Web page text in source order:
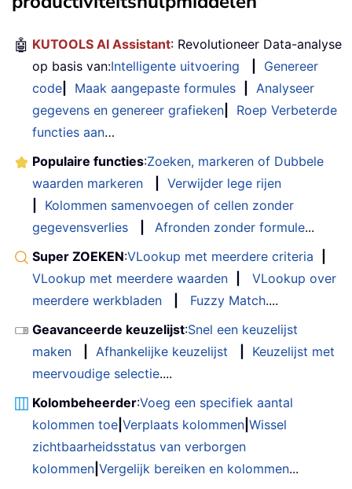
🤖 KUTOOLS AI Assistant: Revolutioneer Data-analyse
op basis van:Intelligente uitvoering
Genereer
code
Maak aangepaste formules
Analyseer
gegevens en genereer grafieken
Roep Verbeterde
functies aan…
Populaire functies:Zoeken, markeren of Dubbele
waarden markeren
Verwijder lege rijen
Kolommen samenvoegen of cellen zonder
gegevensverlies
Afronden zonder formule...
Super ZOEKEN:VLookup met meerdere criteria
VLookup met meerdere waarden
VLookup over
meerdere werkbladen
Fuzzy Match....
Geavanceerde keuzelijst:Snel een keuzelijst
maken
Afhankelijke keuzelijst
Keuzelijst met
meervoudige selectie....
Kolombeheerder:Voeg een specifiek aantal
kolommen toe Verplaats kolommen Wissel
zichtbaarheidsstatus van verborgen
kolommen Vergelijk bereiken en kolommen...